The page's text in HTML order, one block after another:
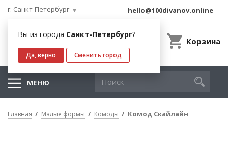
г. Санкт-Петербург
Вы из города Санкт-Петербург?
Да, верно Сменить город
hello@100divanov.online
Корзина
МЕНЮ
Главная Малые формы Комоды Комод Скайлайн